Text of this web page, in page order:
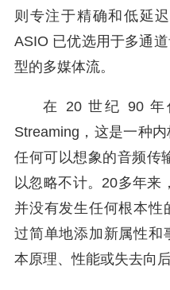
则专注于精确和低延
ASIO 已优选用于多通
型的多媒体流。
在 20 世纪 90 年
Streaming，这是一种
任何可以想象的音频传
以忽略不计。20多年来
并没有发生任何根本性
过简单地添加新属性和
本原理、性能或失去向后